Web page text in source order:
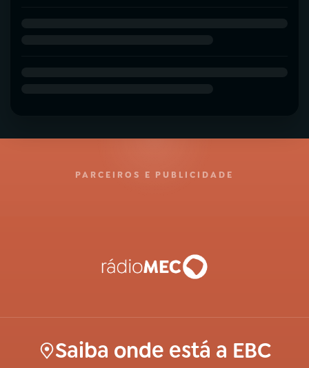
PARCEIROS E PUBLICIDADE
Saiba onde está a EBC